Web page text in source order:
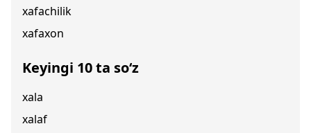
xafachilik
xafaxon
Keyingi 10 ta so‘z
xala
xalaf